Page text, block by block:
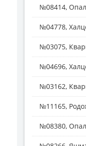
№08414,
№04778,
№03075,
№04696,
№03162,
№11165,
№08380,